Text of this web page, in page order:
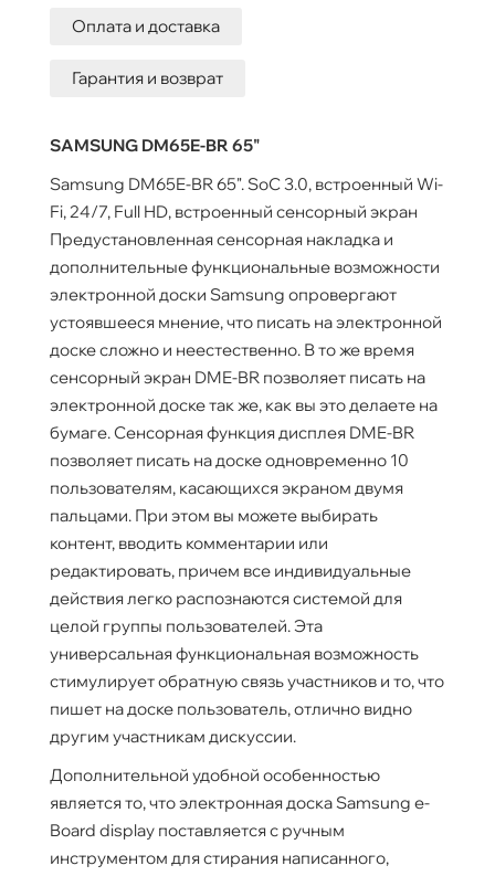
Оплата и доставка
Гарантия и возврат
SAMSUNG DM65E-BR 65"
Samsung DM65E-BR 65". SoC 3.0, встроенный Wi-
Fi, 24/7, Full HD, встроенный сенсорный экран
Предустановленная сенсорная накладка и
дополнительные функциональные возможности
электронной доски Samsung опровергают
устоявшееся мнение, что писать на электронной
доске сложно и неестественно. В то же время
сенсорный экран DME-BR позволяет писать на
электронной доске так же, как вы это делаете на
бумаге. Сенсорная функция дисплея DME-BR
позволяет писать на доске одновременно 10
пользователям, касающихся экраном двумя
пальцами. При этом вы можете выбирать
контент, вводить комментарии или
редактировать, причем все индивидуальные
действия легко распознаются системой для
целой группы пользователей. Эта
универсальная функциональная возможность
стимулирует обратную связь участников и то, что
пишет на доске пользователь, отлично видно
другим участникам дискуссии.
Дополнительной удобной особенностью
является то, что электронная доска Samsung e-
Board display поставляется с ручным
инструментом для стирания написанного,